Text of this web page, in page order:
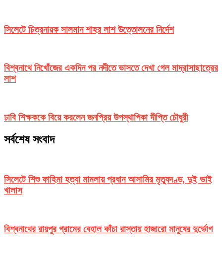
সিলেটে চিত্রনায়ক সালমান শাহর লাশ উত্তোলনের নির্দেশ
বিশ্বনাথে নিখোঁজের একদিন পর নদীতে ভাসতে দেখা গেল মাদ্রাসাছাত্রের
লাশ
ঢাবি শিক্ষককে বিয়ে করলেন জনপ্রিয় উপস্থাপিকা দীপ্তি চৌধুরী
সর্বশেষ সংবাদ
সিলেটে শিশু ফাহিমা হত্যা মামলায় প্রধান আসামির মৃত্যুদণ্ড, দুই ভাই
খালাস
বিশ্বনাথের রায়পুর গ্রামের বেহাল কাঁচা রাস্তায় হাজারো মানুষের দুর্ভোগ